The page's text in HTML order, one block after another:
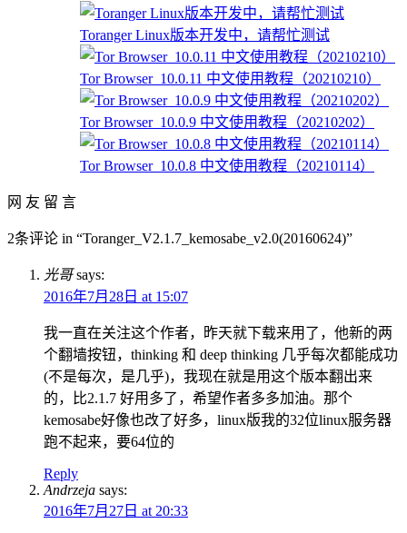
Toranger Linux版本开发中，请帮忙测试
Tor Browser_10.0.11 中文使用教程（20210210）
Tor Browser_10.0.9 中文使用教程（20210202）
Tor Browser_10.0.8 中文使用教程（20210114）
网 友 留 言
2条评论 in “Toranger_V2.1.7_kemosabe_v2.0(20160624)”
光哥 says:
2016年7月28日 at 15:07
我一直在关注这个作者，昨天就下载来用了，他新的两
个翻墙按钮，thinking 和 deep thinking 几乎每次都能成功
(不是每次，是几乎)，我现在就是用这个版本翻出来
的，比2.1.7 好用多了，希望作者多多加油。那个
kemosabe好像也改了好多，linux版我的32位linux服务器
跑不起来，要64位的
Reply
Andrzeja says:
2016年7月27日 at 20:33